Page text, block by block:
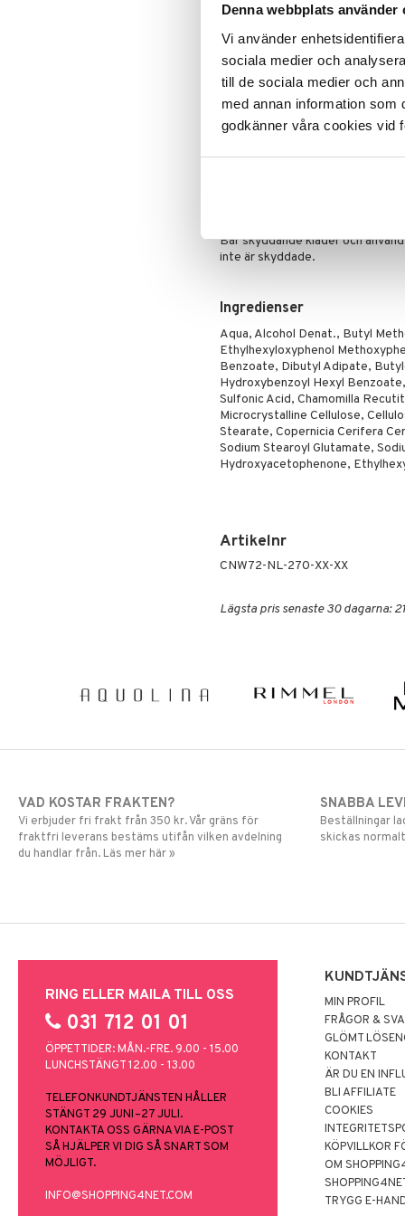
Denna webbplats använder
Vi använder
sociala medier och
till de sociala medier och
med annan information som
godkänner våra cookies vid
Kommer som trigger spray -
Formulan är 63% biologiskt
Användning
Skaka väl.
Applicera generöst och ofta.
Rekommenderad mängd för
Vistas inte för länge i solen,
utgör en hälsorisk. Skydda
Låt absorberas helt. Undvik
Bär skyddande kläder och
inte är skyddade.
Ingredienser
Aqua, Alcohol Denat., Butyl
Ethylhexyloxyphenol
Benzoate, Dibutyl Adipate,
Hydroxybenzoyl Hexyl
Sulfonic Acid, Chamomilla
Microcrystalline Cellulose,
Stearate, Copernicia Cerifera
Sodium Stearoyl Glutamate,
Hydroxyacetophenone,
Artikelnr
CNW72-NL-270-XX-XX
Lägsta pris senaste 30 dagarna:
VAD KOSTAR FRAKTEN?
Vi erbjuder fri frakt från 350 kr. Vår gräns för
fraktfri leverans bestäms utifån vilken avdelning
du handlar från. Läs mer här »
SNABBA
Beställningar
skickas
RING ELLER MAILA TILL OSS
031 712 01 01
ÖPPETTIDER: MÅN.-FRE. 9.00 - 15.00
LUNCHSTÄNGT 12.00 - 13.00
TELEFONKUNDTJÄNSTEN HÅLLER
STÄNGT 29 JUNI–27 JULI.
KONTAKTA OSS GÄRNA VIA E-POST
SÅ HJÄLPER VI DIG SÅ SNART SOM
MÖJLIGT.
INFO@SHOPPING4NET.COM
MIN PROFIL
FRÅGOR &
GLÖMT
KONTAKT
ÄR DU EN
BLI AFFILIATE
COOKIES
KÖPVILLKOR
OM
TRYGG E-